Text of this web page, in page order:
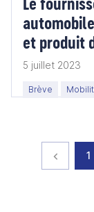
et produit
électriques
5 juillet 2023
Brève
Page1